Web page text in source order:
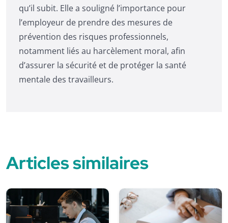
qu’il subit. Elle a souligné l’importance pour
l’employeur de prendre des mesures de
prévention des risques professionnels,
notamment liés au harcèlement moral, afin
d’assurer la sécurité et de protéger la santé
mentale des travailleurs.
Articles similaires